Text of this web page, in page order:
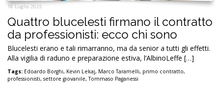
16 Luglio 2025
Quattro blucelesti firmano il contratto
da professionisti: ecco chi sono
Blucelesti erano e tali rimarranno, ma da senior a tutti gli effetti.
Alla vigilia di raduno e preparazione estiva, l’AlbinoLeffe […]
Tags: Edoardo Borghi, Kevin Lekaj, Marco Taramelli, primo contratto,
professionisti, settore giovanile,Tommaso Paganessi